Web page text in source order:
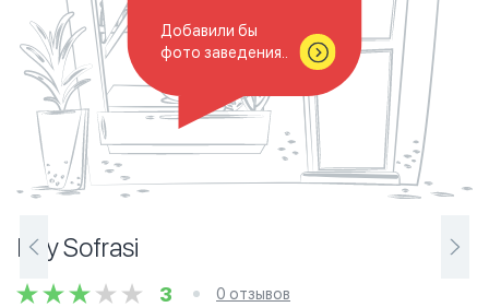
Добавили бы
фото заведения..
Köy Sofrasi
3 0 отзывов